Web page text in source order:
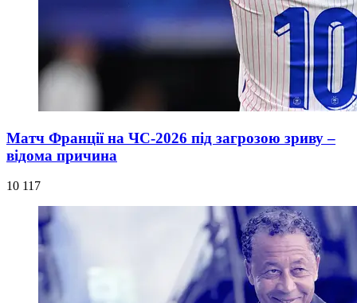
Матч Франції на ЧС-2026 під загрозою зриву –
відома причина
10 117